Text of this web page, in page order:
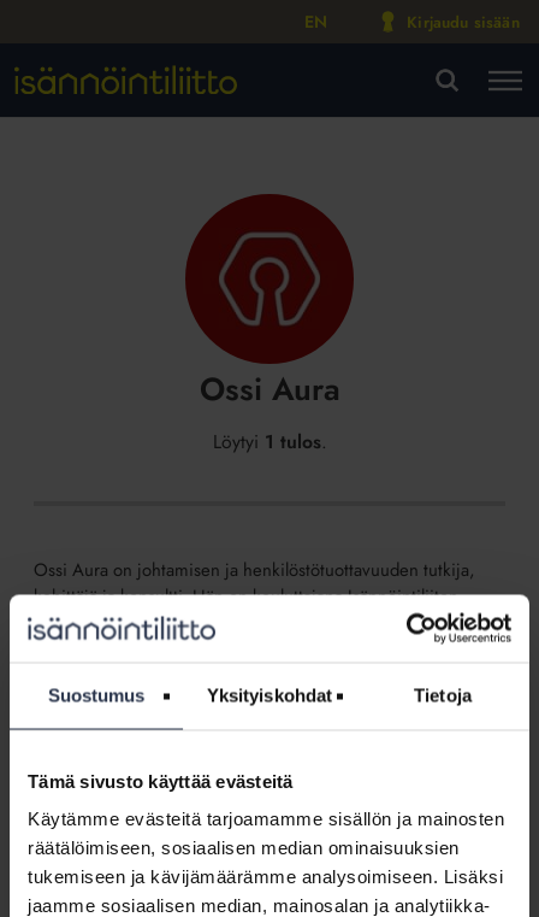
Suostumus Yksityiskohdat Tietoja
Tämä sivusto käyttää evästeitä
Käytämme evästeitä tarjoamamme sisällön ja mainosten
räätälöimiseen, sosiaalisen median ominaisuuksien
tukemiseen ja kävijämäärämme analysoimiseen. Lisäksi
jaamme sosiaalisen median, mainosalan ja analytiikka-
EN Kirjaudu sisään
Ossi Aura
Löytyi 1 tulos.
Ossi Aura on johtamisen ja henkilöstötuottavuuden tutkija,
kehittäjä ja konsultti. Hän on kouluttajana Isännöintiliiton
Lisävirtaa johtamiseen -tilaisuudessa 25.10.2017
Isännöintiala
henkilöstötuottavuudesta
BLOGI 22.9.2017
Johtaminen ja johtajuus ovat ilmiöitä, jotka suomen
kielessä kuvataan usein sanan ”johtaminen” avulla.
Englanniksi asiat eriytetään selkeästi ”management” ja
”leadership” sanojen kautta. Kun keskusteluun liitetään...